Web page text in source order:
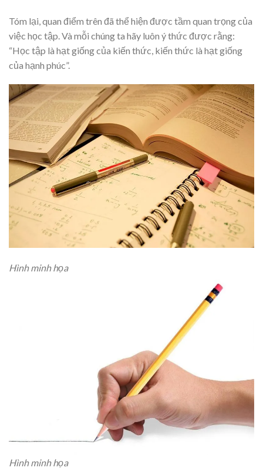
Tóm lại, quan điểm trên đã thể hiện được tầm quan trọng của
việc học tập. Và mỗi chúng ta hãy luôn ý thức được rằng:
“Học tập là hạt giống của kiến thức, kiến thức là hạt giống
của hạnh phúc”.
Hình minh họa
Hình minh họa